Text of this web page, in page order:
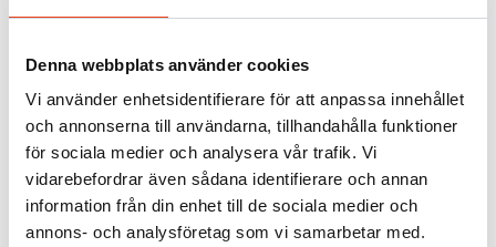
Denna webbplats använder cookies
Vi använder enhetsidentifierare för att anpassa innehållet
och annonserna till användarna, tillhandahålla funktioner
för sociala medier och analysera vår trafik. Vi
vidarebefordrar även sådana identifierare och annan
information från din enhet till de sociala medier och
annons- och analysföretag som vi samarbetar med.
godkända skåp eller utrymmen?
☐ Finns tydlig märkning på behållare med
☐ Hålls brännbart material (kartonger, papper,
emballage) borta från värmekällor?